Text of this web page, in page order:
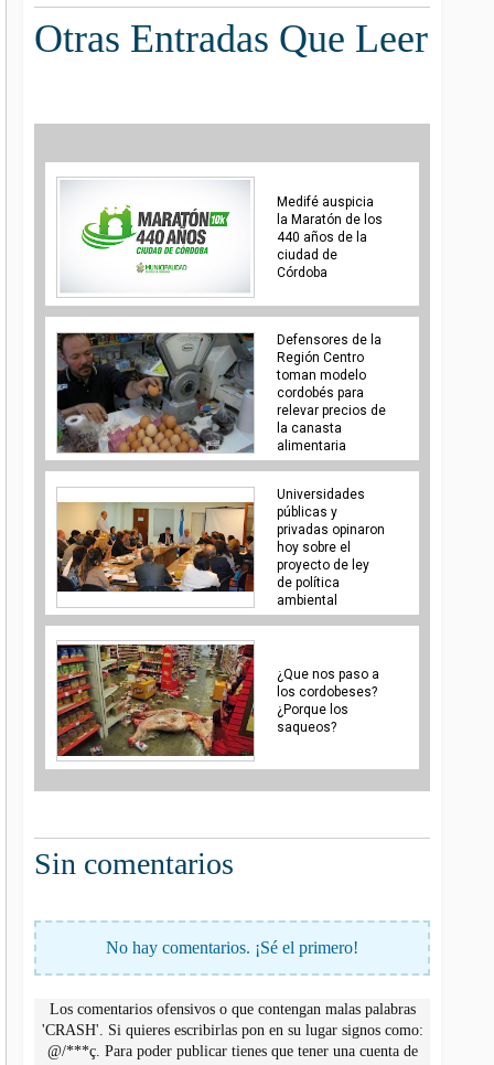
Otras Entradas Que Leer
Medifé auspicia
la Maratón de los
440 años de la
ciudad de
Córdoba
Defensores de la
Región Centro
toman modelo
cordobés para
relevar precios de
la canasta
alimentaria
Universidades
públicas y
privadas opinaron
hoy sobre el
proyecto de ley
de política
¿Que nos paso a
los cordobeses?
¿Porque los
saqueos?
Sin comentarios
No hay comentarios. ¡Sé el primero!
Los comentarios ofensivos o que contengan malas palabras
'CRASH'. Si quieres escribirlas pon en su lugar signos como:
@/***ç. Para poder publicar tienes que tener una cuenta de